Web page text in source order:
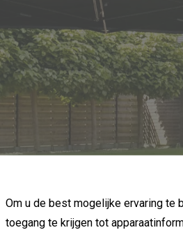
Om u de best mogelijke ervaring te
toegang te krijgen tot